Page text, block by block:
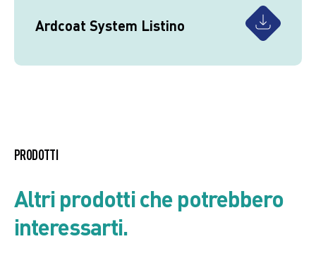
Ardcoat System Listino
PRODOTTI
Altri prodotti che potrebbero
interessarti.